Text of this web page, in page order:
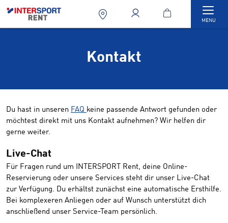
MENU
Kontakt
Du hast in unseren FAQ keine passende Antwort gefunden oder
möchtest direkt mit uns Kontakt aufnehmen? Wir helfen dir
gerne weiter.
Live-Chat
Für Fragen rund um INTERSPORT Rent, deine Online-
Reservierung oder unsere Services steht dir unser Live-Chat
zur Verfügung. Du erhältst zunächst eine automatische Ersthilfe.
Bei komplexeren Anliegen oder auf Wunsch unterstützt dich
anschließend unser Service-Team persönlich.